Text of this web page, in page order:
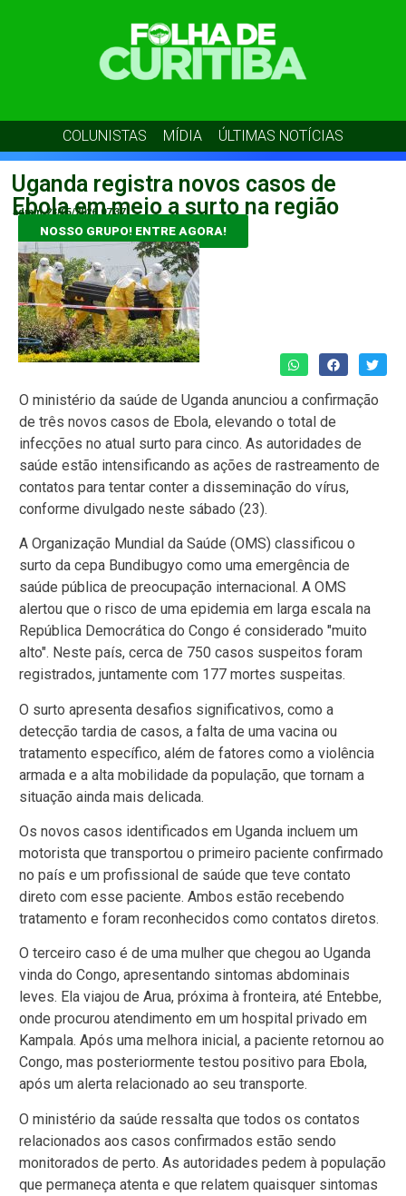
COLUNISTAS MÍDIA ÚLTIMAS NOTÍCIAS
Uganda registra novos casos de
Ebola em meio a surto na região
admin 23/05/2026 07:37
NOSSO GRUPO! ENTRE AGORA!
O ministério da saúde de Uganda anunciou a confirmação
de três novos casos de Ebola, elevando o total de
infecções no atual surto para cinco. As autoridades de
saúde estão intensificando as ações de rastreamento de
contatos para tentar conter a disseminação do vírus,
conforme divulgado neste sábado (23).
A Organização Mundial da Saúde (OMS) classificou o
surto da cepa Bundibugyo como uma emergência de
saúde pública de preocupação internacional. A OMS
alertou que o risco de uma epidemia em larga escala na
República Democrática do Congo é considerado "muito
alto". Neste país, cerca de 750 casos suspeitos foram
registrados, juntamente com 177 mortes suspeitas.
O surto apresenta desafios significativos, como a
detecção tardia de casos, a falta de uma vacina ou
tratamento específico, além de fatores como a violência
armada e a alta mobilidade da população, que tornam a
situação ainda mais delicada.
Os novos casos identificados em Uganda incluem um
motorista que transportou o primeiro paciente confirmado
no país e um profissional de saúde que teve contato
direto com esse paciente. Ambos estão recebendo
tratamento e foram reconhecidos como contatos diretos.
O terceiro caso é de uma mulher que chegou ao Uganda
vinda do Congo, apresentando sintomas abdominais
leves. Ela viajou de Arua, próxima à fronteira, até Entebbe,
onde procurou atendimento em um hospital privado em
Kampala. Após uma melhora inicial, a paciente retornou ao
Congo, mas posteriormente testou positivo para Ebola,
após um alerta relacionado ao seu transporte.
O ministério da saúde ressalta que todos os contatos
relacionados aos casos confirmados estão sendo
monitorados de perto. As autoridades pedem à população
que permaneça atenta e que relatem quaisquer sintomas